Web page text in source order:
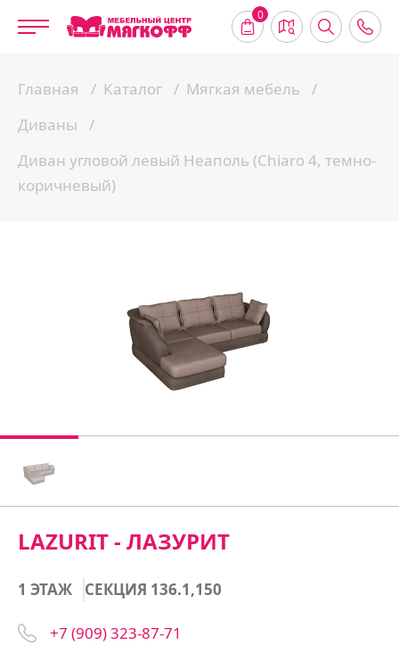
0
Главная Каталог
Мягкая мебель
Диваны
Диван угловой левый Неаполь (Chiaro 4, темно-
коричневый)
LAZURIT - ЛАЗУРИТ
1 ЭТАЖ СЕКЦИЯ 136.1,150
+7 (909) 323-87-71